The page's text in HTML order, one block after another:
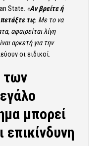
State. «Αν βρείτε ή
τις. Με το να
αφαιρείται λίγη
αρκετή για την
οι ειδικοί.
των
μπορεί
επικίνδυνη